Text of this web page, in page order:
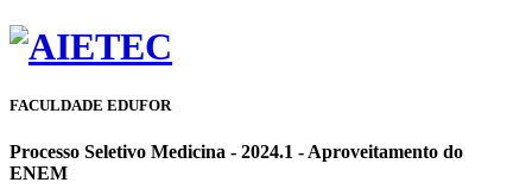
FACULDADE EDUFOR
Processo Seletivo Medicina - 2024.1 - Aproveitamento do
ENEM